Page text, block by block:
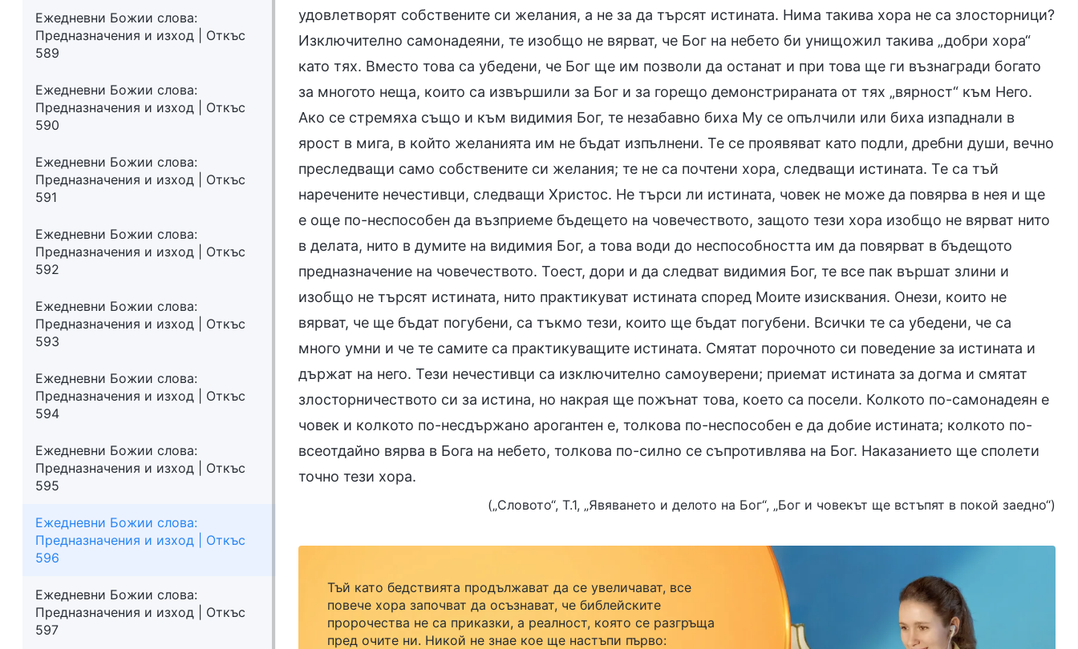
Ежедневни Божии слова:
Предназначения и изход | Откъс
589
Ежедневни Божии слова:
Предназначения и изход | Откъс
590
Ежедневни Божии слова:
Предназначения и изход | Откъс
591
Ежедневни Божии слова:
Предназначения и изход | Откъс
592
Ежедневни Божии слова:
Предназначения и изход | Откъс
593
Ежедневни Божии слова:
Предназначения и изход | Откъс
594
Ежедневни Божии слова:
Предназначения и изход | Откъс
595
Ежедневни Божии слова:
Предназначения и изход | Откъс
596
Ежедневни Божии слова:
Предназначения и изход | Откъс
597
удовлетворят собствените си желания, а не за да търсят истината. Нима такива хора не са злосторници?
Изключително самонадеяни, те изобщо не вярват, че Бог на небето би унищожил такива „добри хора“
като тях. Вместо това са убедени, че Бог ще им позволи да останат и при това ще ги възнагради богато
за многото неща, които са извършили за Бог и за горещо демонстрираната от тях „вярност“ към Него.
Ако се стремяха също и към видимия Бог, те незабавно биха Му се опълчили или биха изпаднали в
ярост в мига, в който желанията им не бъдат изпълнени. Те се проявяват като подли, дребни души, вечно
преследващи само собствените си желания; те не са почтени хора, следващи истината. Те са тъй
наречените нечестивци, следващи Христос. Не търси ли истината, човек не може да повярва в нея и ще
е още по-неспособен да възприеме бъдещето на човечеството, защото тези хора изобщо не вярват нито
в делата, нито в думите на видимия Бог, а това води до неспособността им да повярват в бъдещото
предназначение на човечеството. Тоест, дори и да следват видимия Бог, те все пак вършат злини и
изобщо не търсят истината, нито практикуват истината според Моите изисквания. Онези, които не
вярват, че ще бъдат погубени, са тъкмо тези, които ще бъдат погубени. Всички те са убедени, че са
много умни и че те самите са практикуващите истината. Смятат порочното си поведение за истината и
държат на него. Тези нечестивци са изключително самоуверени; приемат истината за догма и смятат
злосторничеството си за истина, но накрая ще пожънат това, което са посели. Колкото по-самонадеян е
човек и колкото по-несдържано арогантен е, толкова по-неспособен е да добие истината; колкото по-
всеотдайно вярва в Бога на небето, толкова по-силно се съпротивлява на Бог. Наказанието ще сполети
точно тези хора.
(„Словото“, Т.1, „Явяването и делото на Бог“, „Бог и човекът ще встъпят в покой заедно“)
Тъй като бедствията продължават да се увеличават, все
повече хора започват да осъзнават, че библейските
пророчества не са приказки, а реалност, която се разгръща
пред очите ни. Никой не знае кое ще настъпи първо: